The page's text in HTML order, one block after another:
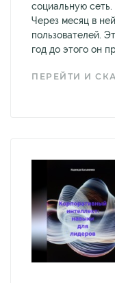
социальную
Через месяц в
пользователей.
год до этого он
ПЕРЕЙТИ И